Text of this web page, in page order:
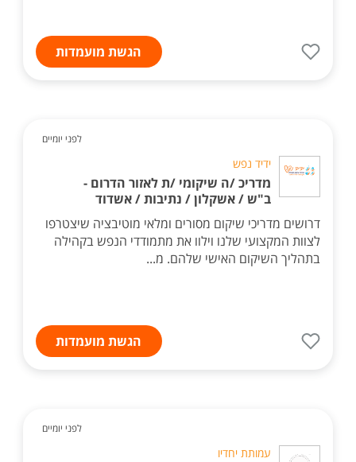
הגשת מועמדות
לפני יומיים
ידיד נפש
מדריכ /ה שיקומי /ת לאזור הדרום -
ב"ש / אשקלון / נתיבות / אשדוד
דרושים מדריכי שיקום מסורים ומלאי מוטיבציה שיצטרפו
לצוות המקצועי שלנו וילוו את מתמודדי הנפש בקהילה
בתהליך השיקום האישי שלהם. מ...
הגשת מועמדות
לפני יומיים
עמותת יחדיו